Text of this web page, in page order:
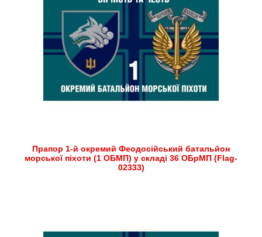
Прапор 1-й окремий Феодосійський батальйон
морської піхоти (1 ОБМП) у складі 36 ОБрМП (Flag-
02333)